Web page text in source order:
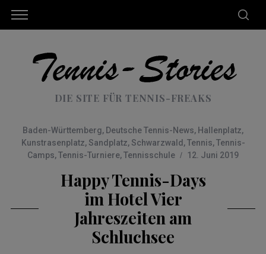
DIE SITE FÜR TENNIS-FREAKS
Baden-Württemberg, Deutsche Tennis-News, Hallenplatz,
Kunstrasenplatz, Sandplatz, Schwarzwald ,Tennis,Tennis-
Camps,Tennis-Turniere,Tennisschule 12. Juni 2019
Happy Tennis-Days
im Hotel Vier
Jahreszeiten am
Schluchsee